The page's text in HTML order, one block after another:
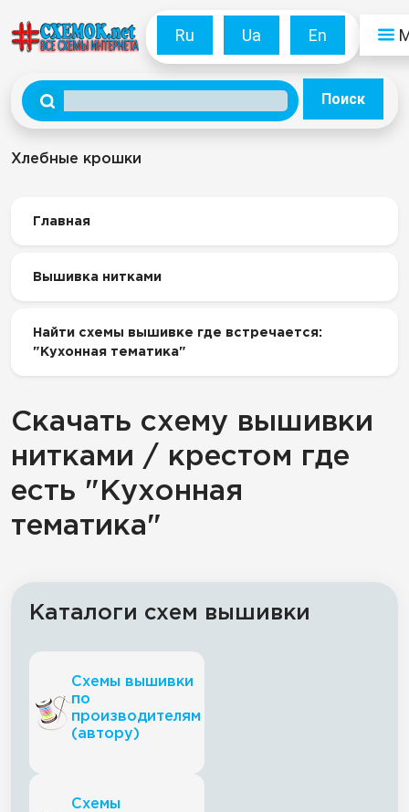
Ru Ua En
Поиск
Хлебные крошки
Главная
Вышивка нитками
Найти схемы вышивке где встречается:
"Кухонная тематика"
Скачать схему вышивки
нитками / крестом где
есть "Кухонная
тематика"
Каталоги схем вышивки
Схемы вышивки
по
производителям
(автору)
Схемы